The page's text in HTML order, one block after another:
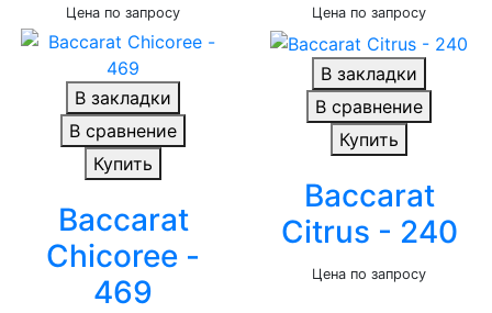
Цена по запросу Цена по запросу
В закладки
В сравнение
Купить
Baccarat
Chicoree -
469
В закладки
В сравнение
Купить
Baccarat
Citrus - 240
Цена по запросу